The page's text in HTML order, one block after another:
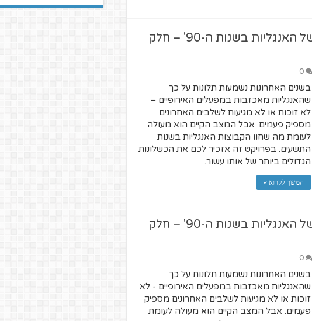
נחיתה קשה באירופה – על הכשלונות של האנגליות בשנות ה-90' – חלק
0
בשנים האחרונות נשמעות תלונות על כך
שהאנגליות מאכזבות במפעלים האירופיים –
לא זוכות או לא מגיעות לשלבים האחרונים
מספיק פעמים. אבל המצב הקיים הוא מעולה
לעומת מה שחוו הקבוצות האנגליות בשנות
התשעים. בפרויקט זה אזכיר לכם את הכשלונות
הגדולים ביותר של אותו עשור.
המשך לקרוא »
נחיתה קשה באירופה – על הכשלונות של האנגליות בשנות ה-90' – חלק
0
בשנים האחרונות נשמעות תלונות על כך
שהאנגליות מאכזבות במפעלים האירופיים - לא
זוכות או לא מגיעות לשלבים האחרונים מספיק
פעמים. אבל המצב הקיים הוא מעולה לעומת